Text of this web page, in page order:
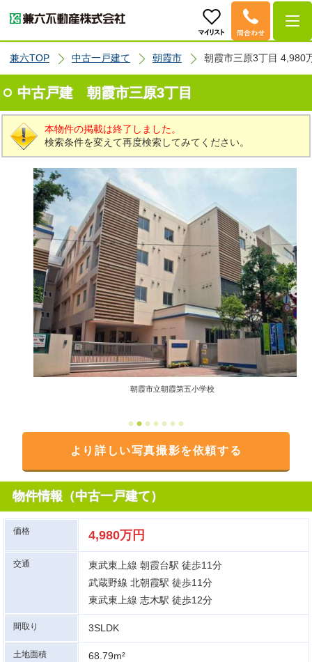
兼六TOP 中古一戸建て 朝霞市 朝霞市三原3丁目 4,980
中古戸建 朝霞市三原3丁目
本物件の掲載は終了しました。
検索条件を変えて再度検索してみてください。
朝霞市立朝霞第五小学校
より詳しい写真撮影を依頼する
物件情報（中古一戸建て）
価格 4,980万円
交通
東武東上線 朝霞台駅 徒歩11分
武蔵野線 北朝霞駅 徒歩11分
東武東上線 志木駅 徒歩12分
間取り 3SLDK
土地面積 68.79m²